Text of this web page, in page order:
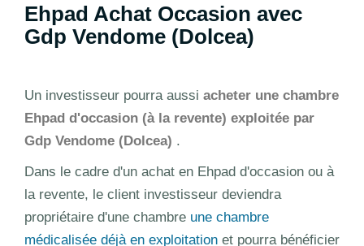
Ehpad Achat Occasion avec
Gdp Vendome (Dolcea)
Un investisseur pourra aussi acheter une chambre
Ehpad d'occasion (à la revente) exploitée par
Gdp Vendome (Dolcea) .
Dans le cadre d'un achat en Ehpad d'occasion ou à
la revente, le client investisseur deviendra
propriétaire d'une chambre une chambre
médicalisée déjà en exploitation et pourra bénéficier